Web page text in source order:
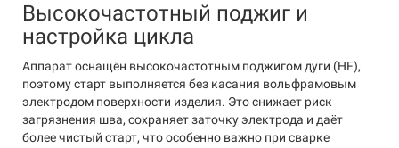
Высокочастотный поджиг и
настройка цикла
Аппарат оснащён высокочастотным поджигом дуги (HF),
поэтому старт выполняется без касания вольфрамовым
электродом поверхности изделия. Это снижает риск
загрязнения шва, сохраняет заточку электрода и даёт
более чистый старт, что особенно важно при сварке